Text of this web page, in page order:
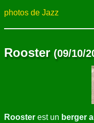
photos de Jazz
Rooster (09/10/
Rooster est un berger